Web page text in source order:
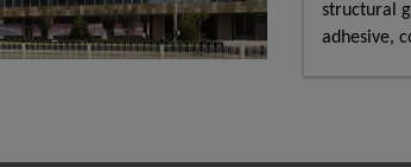
structural
adhesive,